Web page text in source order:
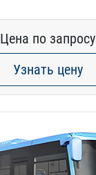
Цена по запросу
Узнать цену